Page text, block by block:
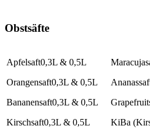
Obstsäfte
Apfelsaft0,3L & 0,5L
Orangensaft0,3L & 0,5L
Bananensaft0,3L & 0,5L
Kirschsaft0,3L & 0,5L
KiBa